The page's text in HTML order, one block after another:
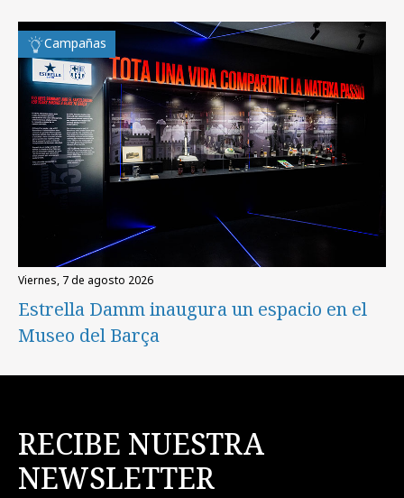
Campañas
viernes, 7 de agosto 2026
Estrella Damm inaugura un espacio en el
Museo del Barça
RECIBE NUESTRA
NEWSLETTER